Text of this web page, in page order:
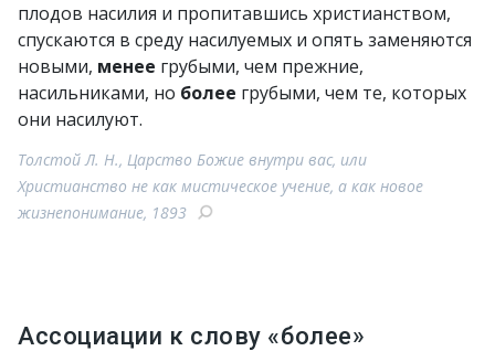
плодов насилия и пропитавшись христианством,
спускаются в среду насилуемых и опять заменяются
новыми, менее грубыми, чем прежние,
насильниками, но более грубыми, чем те, которых
они насилуют.
Толстой Л. Н., Царство Божие внутри вас, или
Христианство не как мистическое учение, а как новое
жизнепонимание, 1893
Ассоциации к слову «более»